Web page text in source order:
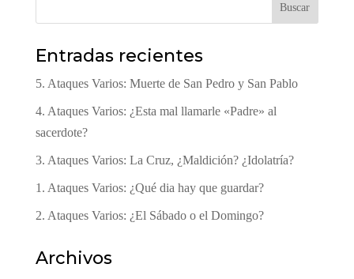
Buscar
Entradas recientes
5. Ataques Varios: Muerte de San Pedro y San Pablo
4. Ataques Varios: ¿Esta mal llamarle «Padre» al
sacerdote?
3. Ataques Varios: La Cruz, ¿Maldición? ¿Idolatría?
1. Ataques Varios: ¿Qué dia hay que guardar?
2. Ataques Varios: ¿El Sábado o el Domingo?
Archivos